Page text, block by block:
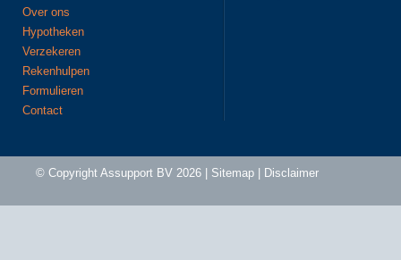
Over ons
Hypotheken
Verzekeren
Rekenhulpen
Formulieren
Contact
© Copyright Assupport BV 2026 | Sitemap | Disclaimer